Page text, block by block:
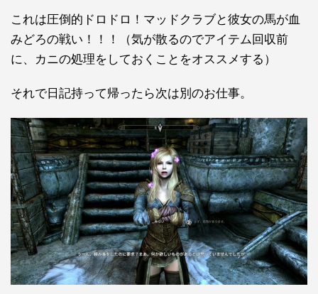
これは圧倒的ドロドロ！マッドクラブと彼女の馬が血
みどろの戦い！！！（気が散るのでアイテム回収前
に、カニの処理をしておくことをオススメする）
それで日記持って帰ったら次は別のお仕事。